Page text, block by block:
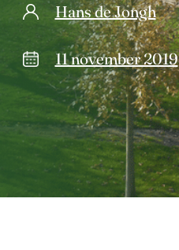
Hans de Jongh
11 november 2019